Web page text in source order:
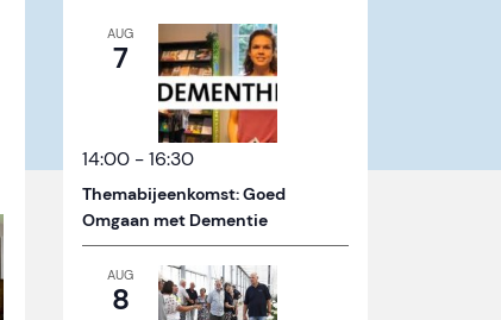
AUG
7
14:00 -16:30
Themabijeenkomst: Goed
Omgaan met Dementie
AUG
8